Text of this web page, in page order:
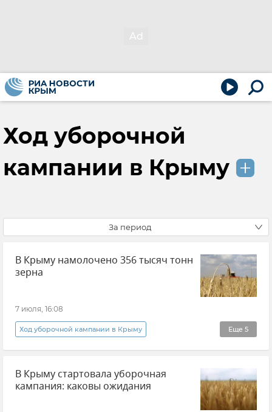
Ход уборочной
кампании в Крыму
За период
В Крыму намолочено 356 тысяч тонн
зерна
7 июля, 16:08
Еще 5
Ход уборочной кампании в Крыму
Юрий Гоцанюк Сельское хозяйство
Крым Новости Крыма
В Крыму стартовала уборочная
кампания: каковы ожидания